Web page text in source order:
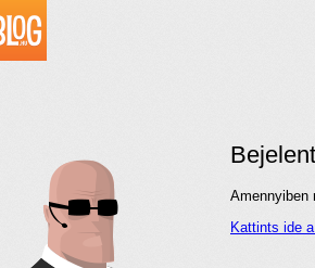
Amennyiben
Kattints ide